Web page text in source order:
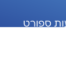
ספורט